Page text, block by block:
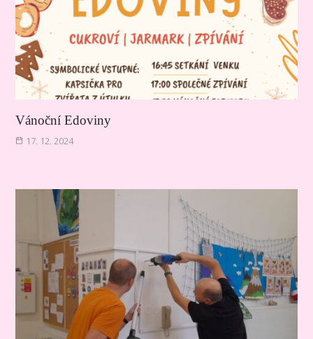
Vánoční Edoviny
17. 12. 2024